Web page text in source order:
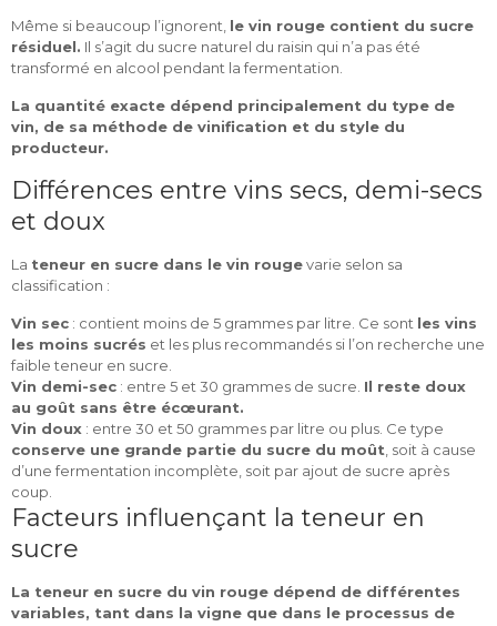
Même si beaucoup l’ignorent, le vin rouge contient du sucre
résiduel. Il s’agit du sucre naturel du raisin qui n’a pas été
transformé en alcool pendant la fermentation.
La quantité exacte dépend principalement du type de
vin, de sa méthode de vinification et du style du
producteur.
Différences entre vins secs, demi-secs
et doux
La teneur en sucre dans le vin rougevarie selon sa
classification :
Vin sec : contient moins de 5 grammes par litre. Ce sont les vins
les moins sucrés et les plus recommandés si l’on recherche une
faible teneur en sucre.
Vin demi-sec : entre 5 et 30 grammes de sucre. Il reste doux
au goût sans être écœurant.
Vin doux : entre 30 et 50 grammes par litre ou plus. Ce type
conserve une grande partie du sucre du moût , soit à cause
d’une fermentation incomplète, soit par ajout de sucre après
coup.
Facteurs influençant la teneur en
sucre
La teneur en sucre du vin rouge dépend de différentes
variables, tant dans la vigne que dans le processus de